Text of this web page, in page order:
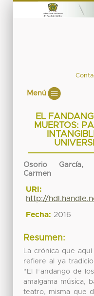
Menú
EL
MUERTOS:
Osorio García,
Carmen
URI:
http://
Fecha: 2016
Resumen:
La crónica que
refiere al ya
“El Fandango de
amalgama música,
teatro, misma que